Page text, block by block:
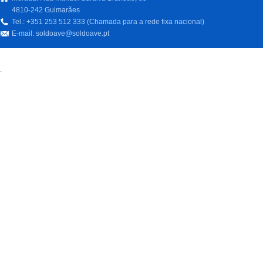
4810-242 Guimarães
Tel.: +351 253 512 333 (Chamada para a rede fixa nacional)
E-mail: soldoave@soldoave.pt
.